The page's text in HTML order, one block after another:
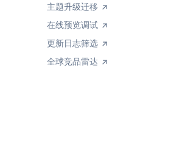
主题升级迁移
在线预览调试
更新日志筛选
全球竞品雷达